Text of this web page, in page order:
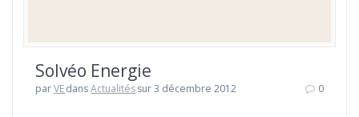
Solvéo Energie
parVEdansActualitéssur 3 décembre 2012 0